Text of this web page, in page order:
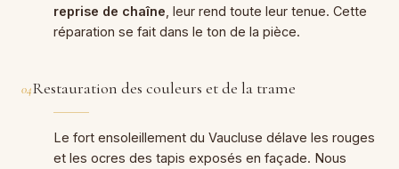
reprise de chaîne , leur rend toute leur tenue. Cette
réparation se fait dans le ton de la pièce.
04Restauration des couleurs et de la trame
Le fort ensoleillement du Vaucluse délave les rouges
et les ocres des tapis exposés en façade. Nous